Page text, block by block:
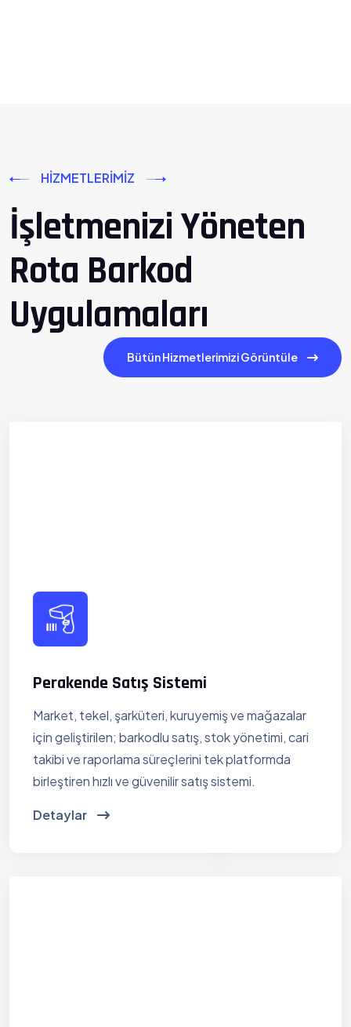
HIZMETLERIMIZ
İşletmenizi Yöneten
Rota Barkod
Uygulamaları
Bütün Hizmetlerimizi Görüntüle
Perakende Satış Sistemi
Market, tekel, şarküteri, kuruyemiş ve mağazalar
için geliştirilen; barkodlu satış, stok yönetimi, cari
takibi ve raporlama süreçlerini tek platformda
birleştiren hızlı ve güvenilir satış sistemi.
Detaylar